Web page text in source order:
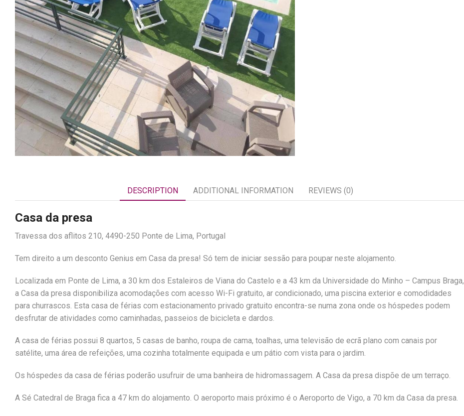
DESCRIPTION ADDITIONAL INFORMATION REVIEWS (0)
Casa da presa
Travessa dos aflitos 210, 4490-250 Ponte de Lima, Portugal
Tem direito a um desconto Genius em Casa da presa! Só tem de iniciar sessão para poupar neste alojamento.
Localizada em Ponte de Lima, a 30 km dos Estaleiros de Viana do Castelo e a 43 km da Universidade do Minho – Campus Braga,
a Casa da presa disponibiliza acomodações com acesso Wi-Fi gratuito, ar condicionado, uma piscina exterior e comodidades
para churrascos. Esta casa de férias com estacionamento privado gratuito encontra-se numa zona onde os hóspedes podem
desfrutar de atividades como caminhadas, passeios de bicicleta e dardos.
A casa de férias possui 8 quartos, 5 casas de banho, roupa de cama, toalhas, uma televisão de ecrã plano com canais por
satélite, uma área de refeições, uma cozinha totalmente equipada e um pátio com vista para o jardim.
Os hóspedes da casa de férias poderão usufruir de uma banheira de hidromassagem. A Casa da presa dispõe de um terraço.
A Sé Catedral de Braga fica a 47 km do alojamento. O aeroporto mais próximo é o Aeroporto de Vigo, a 70 km da Casa da presa.